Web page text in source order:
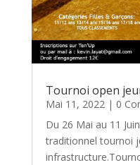
Tournoi open
Mai 11, 2022| 0
Du 26 Mai au 11
traditionnel tournoi